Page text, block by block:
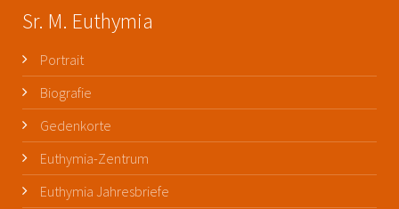
Sr. M. Euthymia
Portrait
Biografie
Gedenkorte
Euthymia-Zentrum
Euthymia Jahresbriefe